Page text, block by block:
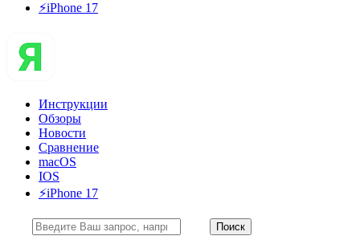
⚡️iPhone 17
Инструкции
Обзоры
Новости
Сравнение
macOS
IOS
⚡️iPhone 17